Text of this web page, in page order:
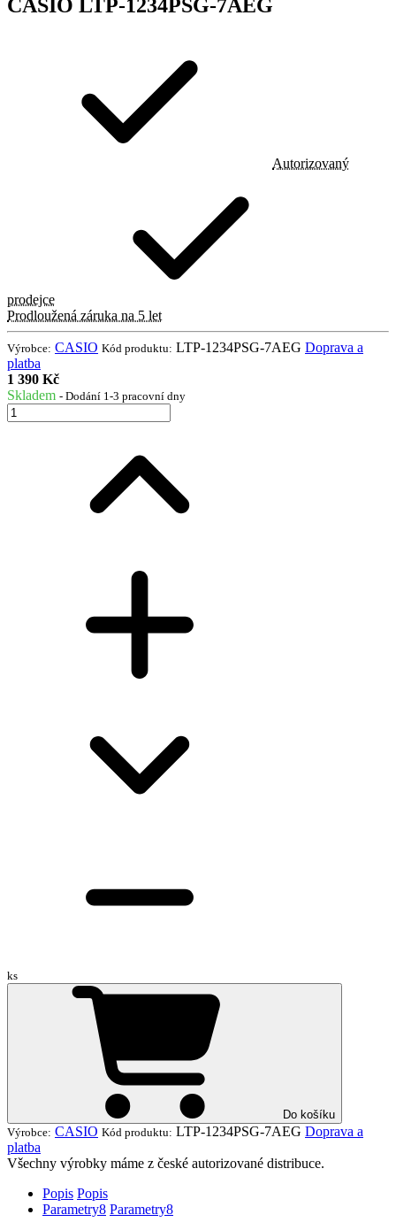
CASIO LTP-1234PSG-7AEG
Autorizovaný
prodejce
Prodloužená záruka na 5 let
Výrobce: CASIO Kód produktu: LTP-1234PSG-7AEG Doprava a
platba
1 390 Kč
Skladem - Dodání 1-3 pracovní dny
ks
Do košíku
Výrobce: CASIO Kód produktu: LTP-1234PSG-7AEG Doprava a
platba
Všechny výrobky máme z české autorizované distribuce.
Popis Popis
Parametry8 Parametry8